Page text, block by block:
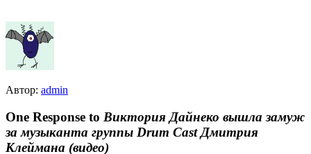
Автор: admin
One Response to Виктория Дайнеко вышла замуж
за музыканта группы Drum Cast Дмитрия
Клеймана (видео)